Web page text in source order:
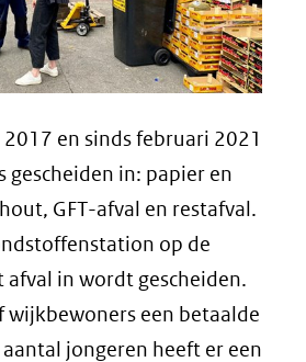
en sinds februari 2021
gescheiden in: papier en
GFT-afval en restafval.
op de
in wordt gescheiden.
wijkbewoners een betaalde
jongeren heeft er een